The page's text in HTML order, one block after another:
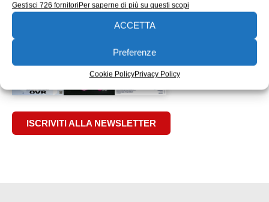
Gestisci 726 fornitoriPer saperne di più su questi scopi
ACCETTA
Preferenze
Cookie PolicyPrivacy Policy
manutenzione
Manutenzione predittiva
EDICOLA WEB
ISCRIVITI ALLA NEWSLETTER